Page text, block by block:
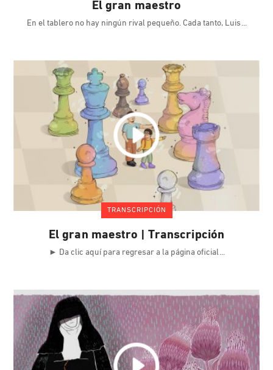
El gran maestro
En el tablero no hay ningún rival pequeño. Cada tanto, Luis
TRANSCRIPCIÓN
El gran maestro | Transcripción
► Da clic aquí para regresar a la página oficial